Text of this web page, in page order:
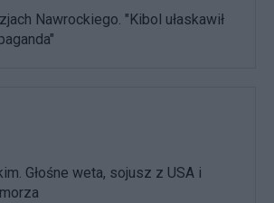
Nawrockiego. "Kibol ułaskawił
Głośne weta, sojusz z USA i